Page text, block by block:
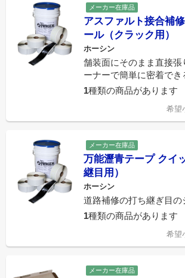
メーカー在庫品
アスファルト接合補
ール（クラック用）
ホーシン
舗装面にそのまま直接
ーナーで簡単に密着でき
1種類の商品があります
希望
メーカー在庫品
万能瀝青テープ クイ
継目用）
ホーシン
道路補修の打ち継ぎ目の
1種類の商品があります
希望
メーカー在庫品